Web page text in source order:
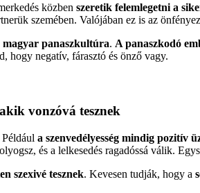
közben szeretik felemlegetni a
szemében. Valójában ez is az
magyar panaszkultúra. A panaszkodó
hogy negatív, fárasztó és önző vagy.
vonzóvá tesznek
a szenvedélyesség mindig pozitív
és a lelkesedés ragadóssá válik.
szexivé tesznek. Kevesen tudják, hogy a